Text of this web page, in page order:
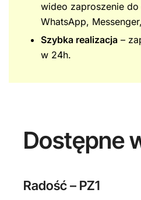
wideo zaproszenie do
WhatsApp,
Szybka realizacja –
w 24h.
Dostępne
Radość – PZ1